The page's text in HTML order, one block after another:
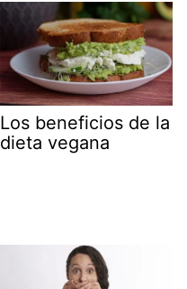
Los beneficios de la
dieta vegana